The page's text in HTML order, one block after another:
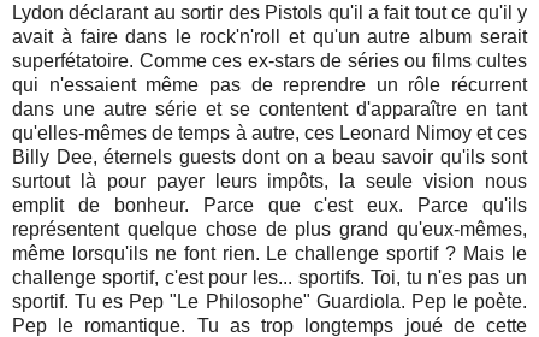
Lydon déclarant au sortir des Pistols qu'il a fait tout ce qu'il y
avait à faire dans le rock'n'roll et qu'un autre album serait
superfétatoire. Comme ces ex-stars de séries ou films cultes
qui n'essaient même pas de reprendre un rôle récurrent
dans une autre série et se contentent d'apparaître en tant
qu'elles-mêmes de temps à autre, ces Leonard Nimoy et ces
Billy Dee, éternels guests dont on a beau savoir qu'ils sont
surtout là pour payer leurs impôts, la seule vision nous
emplit de bonheur. Parce que c'est eux. Parce qu'ils
représentent quelque chose de plus grand qu'eux-mêmes,
même lorsqu'ils ne font rien. Le challenge sportif ? Mais le
challenge sportif, c'est pour les... sportifs. Toi, tu n'es pas un
sportif. Tu es Pep "Le Philosophe" Guardiola. Pep le poète.
Pep le romantique. Tu as trop longtemps joué de cette